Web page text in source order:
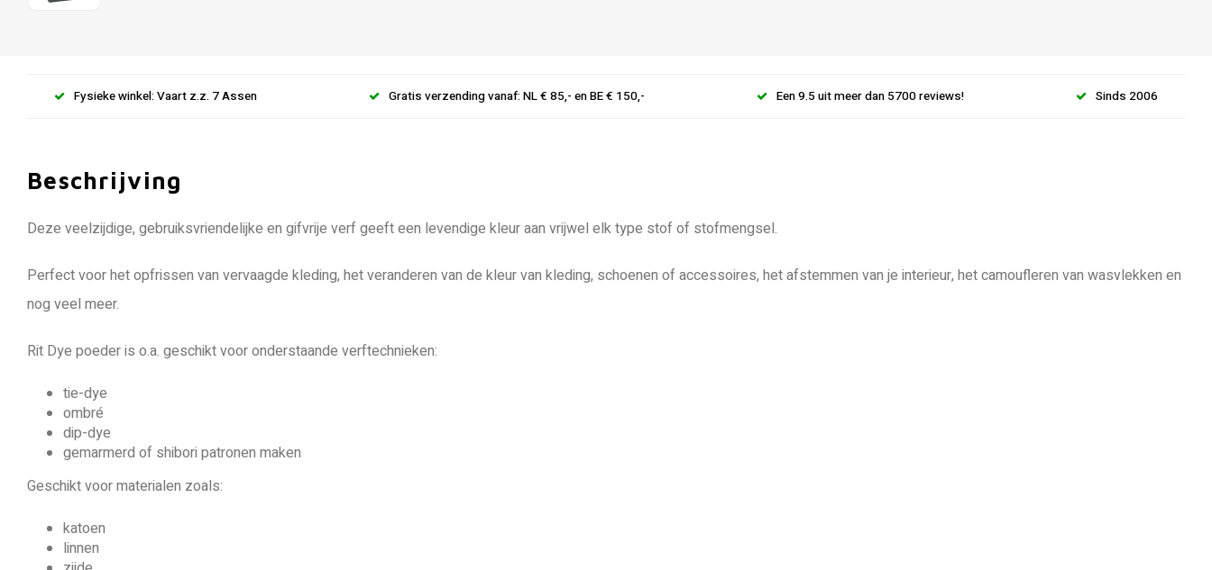
Fysieke winkel: Vaart z.z. 7 Assen Gratis verzending vanaf: NL € 85,- en BE € 150,- Een 9.5 uit meer dan 5700 reviews! Sinds 2006
Beschrijving
Deze veelzijdige, gebruiksvriendelijke en gifvrije verf geeft een levendige kleur aan vrijwel elk type stof of stofmengsel.
Perfect voor het opfrissen van vervaagde kleding, het veranderen van de kleur van kleding, schoenen of accessoires, het afstemmen van je interieur, het camoufleren van wasvlekken en
nog veel meer.
Rit Dye poeder is o.a. geschikt voor onderstaande verftechnieken:
​​tie-dye
ombré
dip-dye
gemarmerd of shibori patronen maken
Geschikt voor materialen zoals:
katoen
linnen